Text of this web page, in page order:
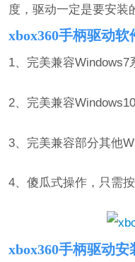
度，驱动一定是要安装
xbox360手柄驱动软
1、完美兼容Windows7
2、完美兼容
3、完美兼容部分其他
4、傻瓜式操作，只需
xbox360手柄驱动安